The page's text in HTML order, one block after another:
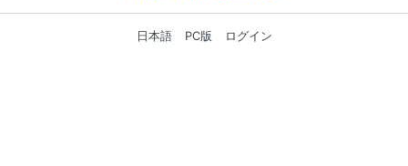
日本語 PC版 ログイン